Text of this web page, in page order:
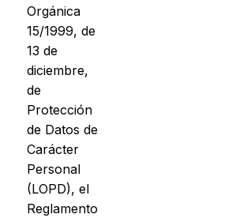
Orgánica
15/1999, de
13 de
diciembre,
de
Protección
de Datos de
Carácter
Personal
(LOPD), el
Reglamento